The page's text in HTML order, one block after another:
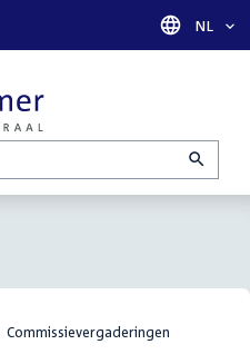
Taal
NL
Commissievergaderingen